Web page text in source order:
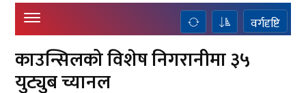
वर्गदृष्टि
काउन्सिलको विशेष निगरानीमा ३५
युट्युब च्यानल